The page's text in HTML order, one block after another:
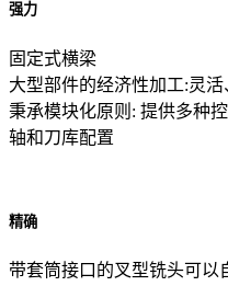
强力
固定式横梁
大型部件的经济性加工:灵
秉承模块化原则: 提供多种
轴和刀库配置
精确
带套筒接口的叉型铣头可以